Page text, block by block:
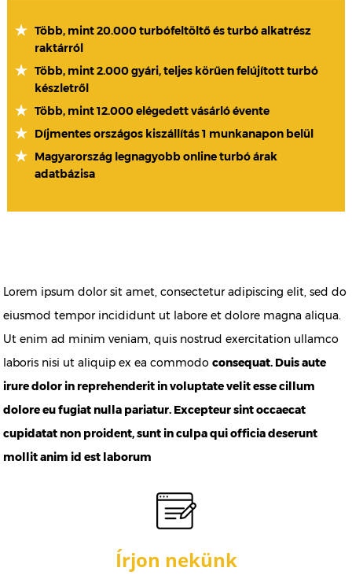
Több, mint 20.000 turbófeltöltő és turbó alkatrész
raktárról
Több, mint 2.000 gyári, teljes körűen felújított turbó
készletről
Több, mint 12.000 elégedett vásárló évente
Díjmentes országos kiszállítás 1 munkanapon belül
Magyarország legnagyobb online turbó árak
adatbázisa
Lorem ipsum dolor sit amet, consectetur adipiscing elit, sed do
eiusmod tempor incididunt ut labore et dolore magna aliqua.
Ut enim ad minim veniam, quis nostrud exercitation ullamco
laboris nisi ut aliquip ex ea commodoconsequat. Duis aute
irure dolor in reprehenderit in voluptate velit esse cillum
dolore eu fugiat nulla pariatur. Excepteur sint occaecat
cupidatat non proident, sunt in culpa qui officia deserunt
mollit anim id est laborum
Írjon nekünk